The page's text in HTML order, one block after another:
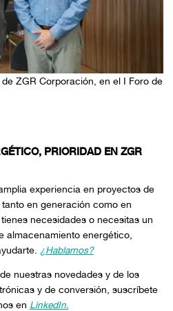
ZGR Corporación, en el I Foro de
PRIORIDAD EN ZGR
experiencia en proyectos de
en generación como en
necesidades o necesitas un
almacenamiento energético,
¿Hablamos?
nuestras novedades y de los
y de conversión, suscríbete
en LinkedIn.